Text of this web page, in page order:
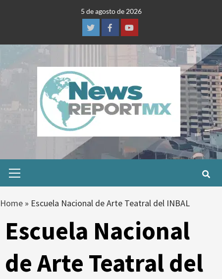
5 de agosto de 2026
TwitterFacebookYoutube
Menu
Home » Escuela Nacional de Arte Teatral del INBAL
Escuela Nacional
de Arte Teatral del